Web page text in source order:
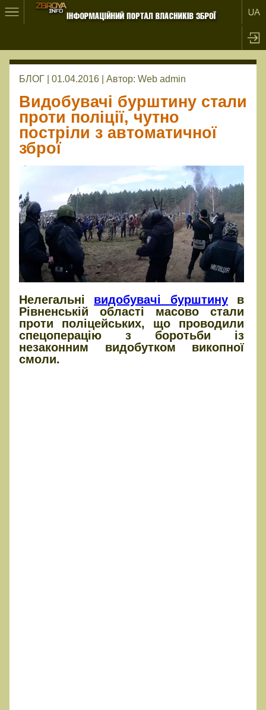
БЛОГ | 01.04.2016 | Автор: Web admin
Видобувачі бурштину стали
проти поліції, чутно
постріли з автоматичної
зброї
Нелегальні видобувачі бурштинув
Рівненській області масово стали
проти поліцейських, що проводили
спецоперацію з боротьби із
незаконним видобутком викопної
смоли.